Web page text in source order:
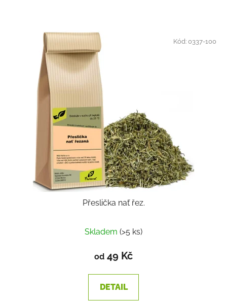
Přeslička nať řez.
Skladem (>5 ks)
od 49 Kč
DETAIL
Kód:0337-100